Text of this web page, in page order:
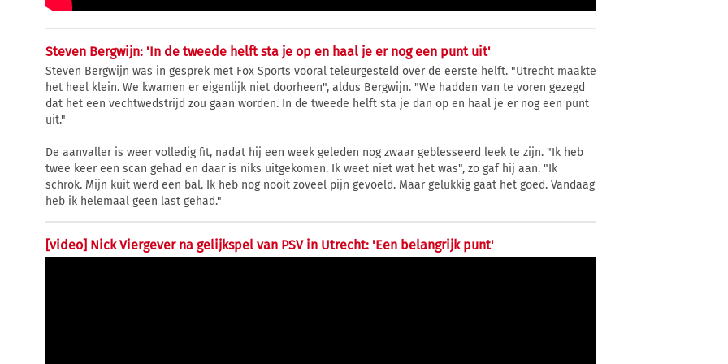
Steven Bergwijn: 'In de tweede helft sta je op en haal je er nog een punt uit'
Steven Bergwijn was in gesprek met Fox Sports vooral teleurgesteld over de eerste helft. "Utrecht maakte
het heel klein. We kwamen er eigenlijk niet doorheen", aldus Bergwijn. "We hadden van te voren gezegd
dat het een vechtwedstrijd zou gaan worden. In de tweede helft sta je dan op en haal je er nog een punt
uit."
De aanvaller is weer volledig fit, nadat hij een week geleden nog zwaar geblesseerd leek te zijn. "Ik heb
twee keer een scan gehad en daar is niks uitgekomen. Ik weet niet wat het was", zo gaf hij aan. "Ik
schrok. Mijn kuit werd een bal. Ik heb nog nooit zoveel pijn gevoeld. Maar gelukkig gaat het goed. Vandaag
heb ik helemaal geen last gehad."
[video] Nick Viergever na gelijkspel van PSV in Utrecht: 'Een belangrijk punt'